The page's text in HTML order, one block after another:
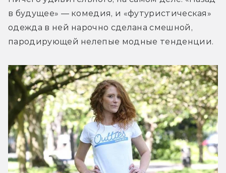
в будущее» — комедия, и «футуристическая»
одежда в ней нарочно сделана смешной,
пародирующей нелепые модные тенденции.